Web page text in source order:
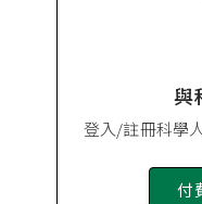
與
登入/註冊科學
付